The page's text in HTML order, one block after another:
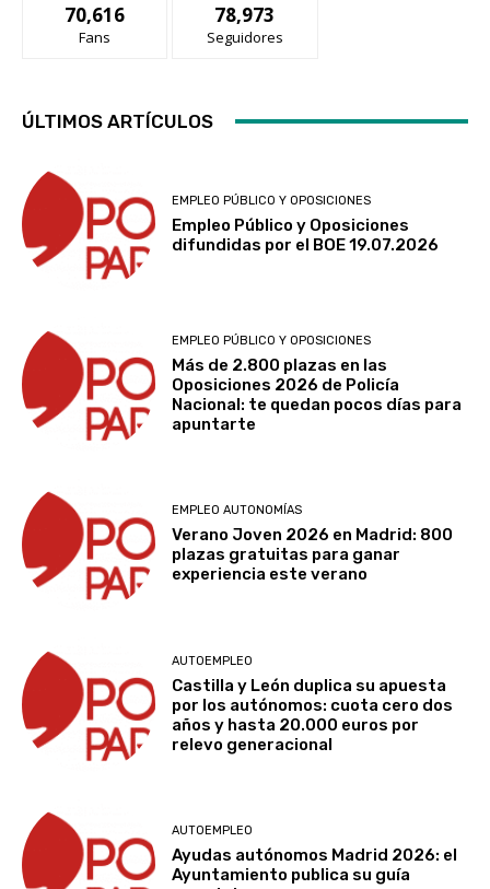
70,616
Fans
78,973
Seguidores
ÚLTIMOS ARTÍCULOS
EMPLEO PÚBLICO Y OPOSICIONES
Empleo Público y Oposiciones
difundidas por el BOE 19.07.2026
EMPLEO PÚBLICO Y OPOSICIONES
Más de 2.800 plazas en las
Oposiciones 2026 de Policía
Nacional: te quedan pocos días para
apuntarte
EMPLEO AUTONOMÍAS
Verano Joven 2026 en Madrid: 800
plazas gratuitas para ganar
experiencia este verano
AUTOEMPLEO
Castilla y León duplica su apuesta
por los autónomos: cuota cero dos
años y hasta 20.000 euros por
relevo generacional
AUTOEMPLEO
Ayudas autónomos Madrid 2026: el
Ayuntamiento publica su guía